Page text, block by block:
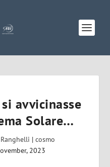
avvicinasse
Solare…
| cosmo
2023